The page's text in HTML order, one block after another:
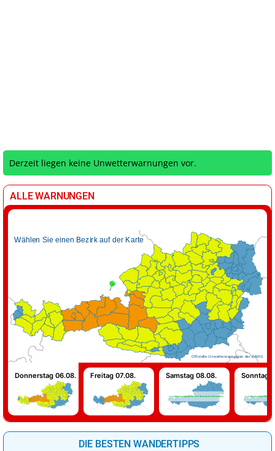
Derzeit liegen keine Unwetterwarnungen vor.
ALLE WARNUNGEN
Wählen Sie einen Bezirk auf der Karte
Offizielle Unwetterwarnungen der ZAMG
Donnerstag 06.08. Freitag 07.08. Samstag 08.08.
Für Samstag liegen derzeit keine Warnungen für Österreich vor!
Sonntag
Für Sonntag liegen derzeit keine
DIE BESTEN WANDERTIPPS